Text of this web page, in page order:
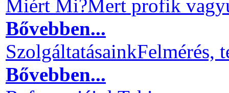
Miért Mi?Mert profik
Bővebben...
SzolgáltatásainkFelmérés,
Bővebben...